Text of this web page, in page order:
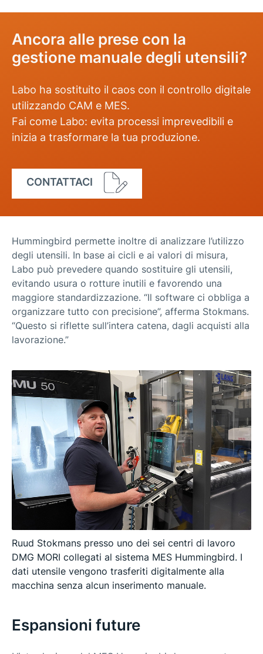
Ancora alle prese con la
gestione manuale degli utensili?
Labo ha sostituito il caos con il controllo digitale
utilizzando CAM e MES.
Fai come Labo: evita processi imprevedibili e
inizia a trasformare la tua produzione.
CONTATTACI
Hummingbird permette inoltre di analizzare l’utilizzo
degli utensili. In base ai cicli e ai valori di misura,
Labo può prevedere quando sostituire gli utensili,
evitando usura o rotture inutili e favorendo una
maggiore standardizzazione. “Il software ci obbliga a
organizzare tutto con precisione”, afferma Stokmans.
“Questo si riflette sull’intera catena, dagli acquisti alla
lavorazione.”
Espansioni future
Ruud Stokmans presso uno dei sei centri di lavoro
DMG MORI collegati al sistema MES Hummingbird. I
dati utensile vengono trasferiti digitalmente alla
macchina senza alcun inserimento manuale.